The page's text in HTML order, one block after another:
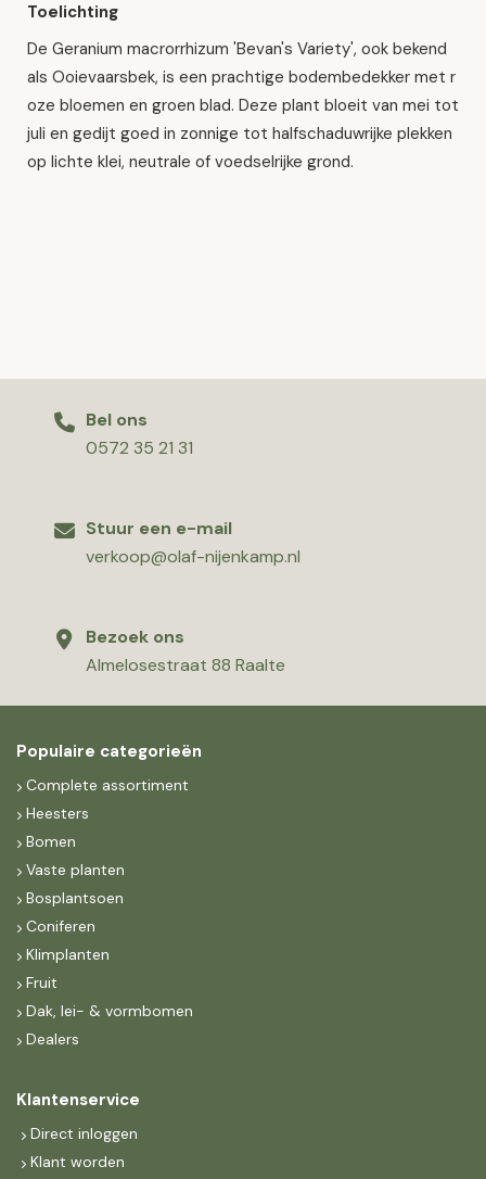
Toelichting
De Geranium macrorrhizum 'Bevan's Variety', ook bekend
als Ooievaarsbek, is een prachtige bodembedekker met r
oze bloemen en groen blad. Deze plant bloeit van mei tot
juli en gedijt goed in zonnige tot halfschaduwrijke plekken
op lichte klei, neutrale of voedselrijke grond.
Bel ons
0572 35 21 31
Stuur een e-mail
verkoop@olaf-nijenkamp.nl
Bezoek ons
Almelosestraat 88 Raalte
Populaire categorieën
Complete assortiment
Heesters
Bomen
Vaste planten
Bosplantsoen
Coniferen
Klimplanten
Fruit
Dak, lei- & vormbomen
Dealers
Klantenservice
Direct inloggen
Klant worden